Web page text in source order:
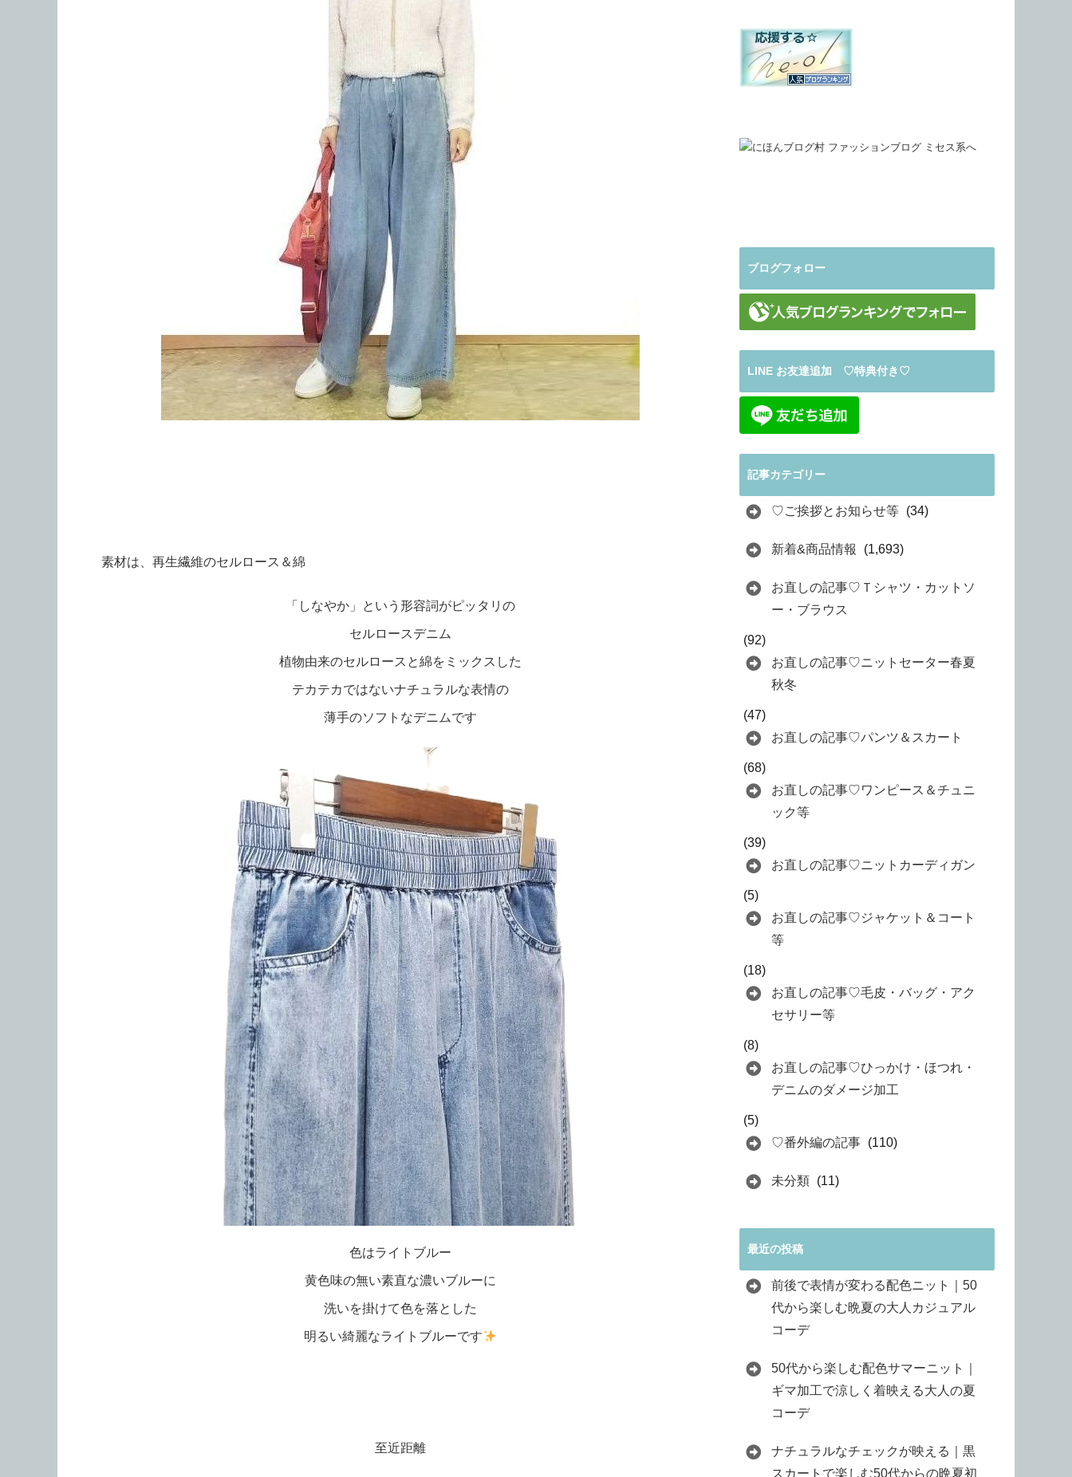
素材は、再生繊維のセルロース＆綿
「しなやか」という形容詞がピッタリの
セルロースデニム
植物由来のセルロースと綿をミックスした
テカテカではないナチュラルな表情の
薄手のソフトなデニムです
色はライトブルー
黄色味の無い素直な濃いブルーに
洗いを掛けて色を落とした
明るい綺麗なライトブルーです
至近距離
ブログフォロー
LINE お友達追加 ♡特典付き♡
記事カテゴリー
♡ご挨拶とお知らせ等 (34)
新着&商品情報 (1,693)
お直しの記事♡Ｔシャツ・カットソ
ー・ブラウス
(92)
お直しの記事♡ニットセーター春夏
秋冬
(47)
お直しの記事♡パンツ＆スカート
(68)
お直しの記事♡ワンピース＆チュニ
ック等
(39)
お直しの記事♡ニットカーディガン
(5)
お直しの記事♡ジャケット＆コート
等
(18)
お直しの記事♡毛皮・バッグ・アク
セサリー等
(8)
お直しの記事♡ひっかけ・ほつれ・
デニムのダメージ加工
(5)
♡番外編の記事 (110)
未分類 (11)
最近の投稿
前後で表情が変わる配色ニット｜50
代から楽しむ晩夏の大人カジュアル
コーデ
50代から楽しむ配色サマーニット｜
ギマ加工で涼しく着映える大人の夏
コーデ
ナチュラルなチェックが映える｜黒
スカートで楽しむ50代からの晩夏初